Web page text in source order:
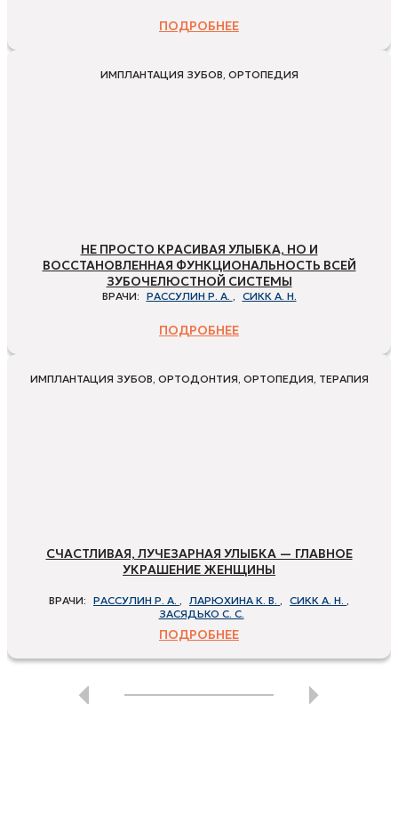
ПОДРОБНЕЕ
ИМПЛАНТАЦИЯ ЗУБОВ, ОРТОПЕДИЯ
НЕ ПРОСТО КРАСИВАЯ УЛЫБКА, НО И
ВОССТАНОВЛЕННАЯ ФУНКЦИОНАЛЬНОСТЬ ВСЕЙ
ЗУБОЧЕЛЮСТНОЙ СИСТЕМЫ
ВРАЧИ: РАССУЛИН Р. А. , СИКК А. Н.
ПОДРОБНЕЕ
ИМПЛАНТАЦИЯ ЗУБОВ, ОРТОДОНТИЯ, ОРТОПЕДИЯ, ТЕРАПИЯ
СЧАСТЛИВАЯ, ЛУЧЕЗАРНАЯ УЛЫБКА — ГЛАВНОЕ
УКРАШЕНИЕ ЖЕНЩИНЫ
ВРАЧИ: РАССУЛИН Р. А. , ЛАРЮХИНА К. В. , СИКК А. Н. ,
ЗАСЯДЬКО С. С.
ПОДРОБНЕЕ